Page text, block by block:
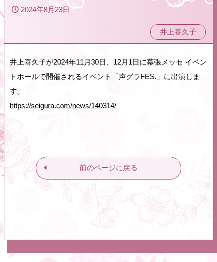
2024年8月23日
井上喜久子
井上喜久子が2024年11月30日、12月1日に幕張メッセ イベン
トホールで開催されるイベント「声グラFES.」に出演しま
す。
https://seigura.com/news/140314/
前のページに戻る